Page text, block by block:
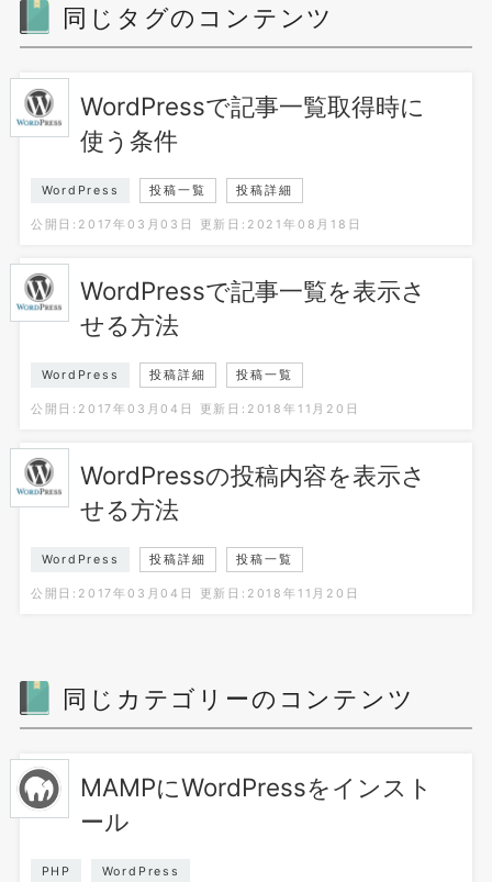
同じタグのコンテンツ
WordPressで記事一覧取得時に
使う条件
WordPress 投稿一覧 投稿詳細
公開日:2017年03月03日 更新日:2021年08月18日
WordPressで記事一覧を表示さ
せる方法
WordPress 投稿詳細 投稿一覧
公開日:2017年03月04日 更新日:2018年11月20日
WordPressの投稿内容を表示さ
せる方法
WordPress 投稿詳細 投稿一覧
公開日:2017年03月04日 更新日:2018年11月20日
同じカテゴリーのコンテンツ
MAMPにWordPressをインスト
ール
PHP WordPress